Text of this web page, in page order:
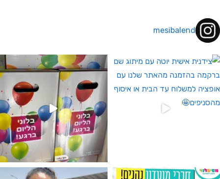
mesibalend
לחברי מועדון ומצטרפים חדשים🤍
מין העובר רק במסיבלנד !! קיים